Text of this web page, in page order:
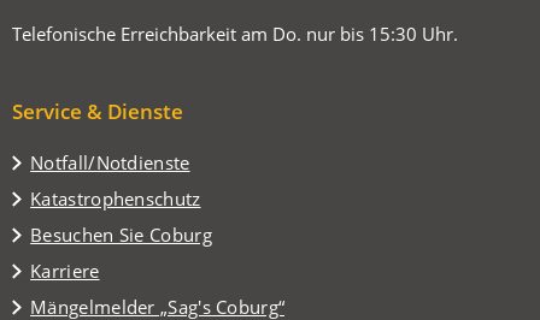
Telefonische Erreichbarkeit am Do. nur bis 15:30 Uhr.
Service & Dienste
Notfall/Notdienste
Katastrophenschutz
Besuchen Sie Coburg
(Öffnet
in
einem
neuen
Karriere
Mängelmelder „Sag's Coburg“
(Öffnet